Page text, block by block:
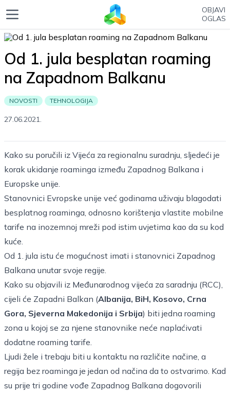
OBJAVI
OGLAS
Od 1. jula besplatan roaming
na Zapadnom Balkanu
NOVOSTI TEHNOLOGIJA
27.06.2021.
Kako su poručili iz Vijeća za regionalnu suradnju, sljedeći je
korak ukidanje roaminga između Zapadnog Balkana i
Europske unije.
Stanovnici Evropske unije već godinama uživaju blagodati
besplatnog roaminga, odnosno korištenja vlastite mobilne
tarife na inozemnoj mreži pod istim uvjetima kao da su kod
kuće.
Od 1. jula istu će mogućnost imati i stanovnici Zapadnog
Balkana unutar svoje regije.
Kako su objavili iz Međunarodnog vijeća za saradnju (RCC),
cijeli će Zapadni Balkan (Albanija, BiH, Kosovo, Crna
Gora, Sjeverna Makedonija i Srbija) biti jedna roaming
zona u kojoj se za njene stanovnike neće naplaćivati
dodatne roaming tarife.
Ljudi žele i trebaju biti u kontaktu na različite načine, a
regija bez roaminga je jedan od načina da to ostvarimo. Kad
su prije tri godine vođe Zapadnog Balkana dogovorili